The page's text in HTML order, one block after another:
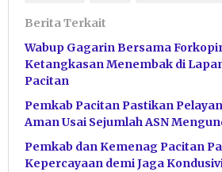
Berita Terkait
Wabup Gagarin Bersama
Ketangkasan Menembak di
Pacitan
Pemkab Pacitan Pastikan
Aman Usai Sejumlah ASN
Pemkab dan Kemenag Pacitan
Kepercayaan demi Jaga